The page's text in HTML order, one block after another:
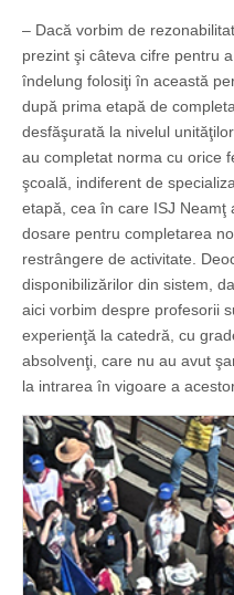
– Dacă vorbim de
prezint şi câteva cifre pentru
îndelung folosiţi în această
după prima etapă de
desfăşurată la nivelul
au completat norma cu orice
şcoală, indiferent de
etapă, cea în care ISJ Neamţ
dosare pentru completarea
restrângere de activitate.
disponibilizărilor din sistem,
aici vorbim despre profesorii
experienţă la catedră, cu
absolvenţi, care nu au avut
la intrarea în vigoare a